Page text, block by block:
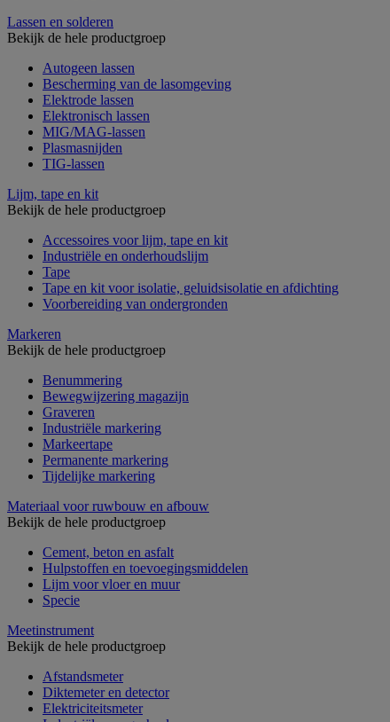
Lassen en solderen
Bekijk de hele productgroep
Autogeen lassen
Bescherming van de lasomgeving
Elektrode lassen
Elektronisch lassen
MIG/MAG-lassen
Plasmasnijden
TIG-lassen
Lijm, tape en kit
Bekijk de hele productgroep
Accessoires voor lijm, tape en kit
Industriële en onderhoudslijm
Tape
Tape en kit voor isolatie, geluidsisolatie en afdichting
Voorbereiding van ondergronden
Markeren
Bekijk de hele productgroep
Benummering
Bewegwijzering magazijn
Graveren
Industriële markering
Markeertape
Permanente markering
Tijdelijke markering
Materiaal voor ruwbouw en afbouw
Bekijk de hele productgroep
Cement, beton en asfalt
Hulpstoffen en toevoegingsmiddelen
Lijm voor vloer en muur
Specie
Meetinstrument
Bekijk de hele productgroep
Afstandsmeter
Diktemeter en detector
Elektriciteitsmeter